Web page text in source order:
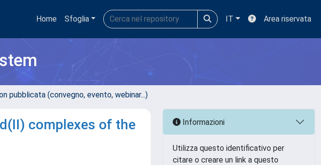
Home Sfoglia IT Area riservata
pubblicata (convegno, evento, webinar...)
complexes of the
Informazioni
Utilizza questo identificativo per
citare o creare un link a questo